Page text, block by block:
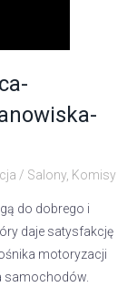
/ Salony, Komisy
do dobrego i
daje satysfakcję
motoryzacji
samochodów.